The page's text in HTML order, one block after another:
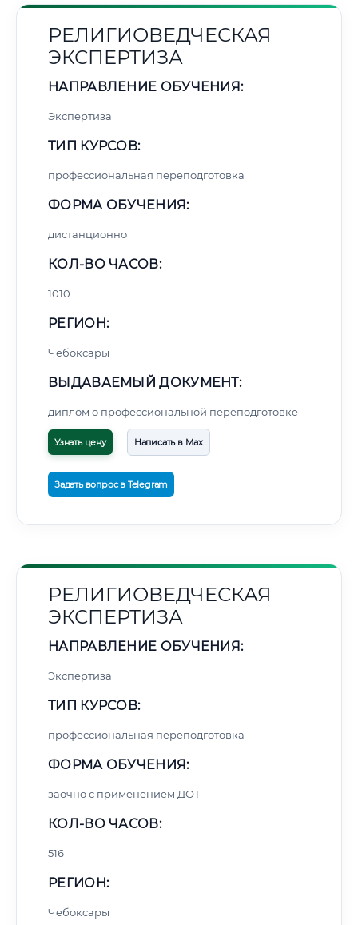
РЕЛИГИОВЕДЧЕСКАЯ
ЭКСПЕРТИЗА
НАПРАВЛЕНИЕ ОБУЧЕНИЯ:
Экспертиза
ТИП КУРСОВ:
профессиональная переподготовка
ФОРМА ОБУЧЕНИЯ:
дистанционно
КОЛ-ВО ЧАСОВ:
1010
РЕГИОН:
Чебоксары
ВЫДАВАЕМЫЙ ДОКУМЕНТ:
диплом о профессиональной переподготовке
Узнать цену Написать в Max
Задать вопрос в Telegram
РЕЛИГИОВЕДЧЕСКАЯ
ЭКСПЕРТИЗА
НАПРАВЛЕНИЕ ОБУЧЕНИЯ:
Экспертиза
ТИП КУРСОВ:
профессиональная переподготовка
ФОРМА ОБУЧЕНИЯ:
заочно с применением ДОТ
КОЛ-ВО ЧАСОВ:
516
РЕГИОН:
Чебоксары